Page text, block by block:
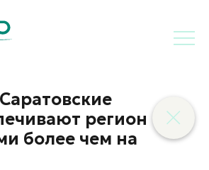
регион
более чем на